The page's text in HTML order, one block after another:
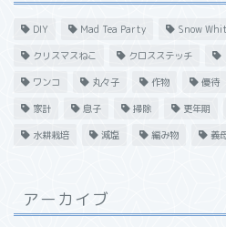
DIY Mad Tea Party Snow
クリスマスねこ クロスステッチ
ワンコ 丸々子 作物 優待
家計 息子 掃除 更年期
水耕栽培 減塩 編み物 義
アーカイブ